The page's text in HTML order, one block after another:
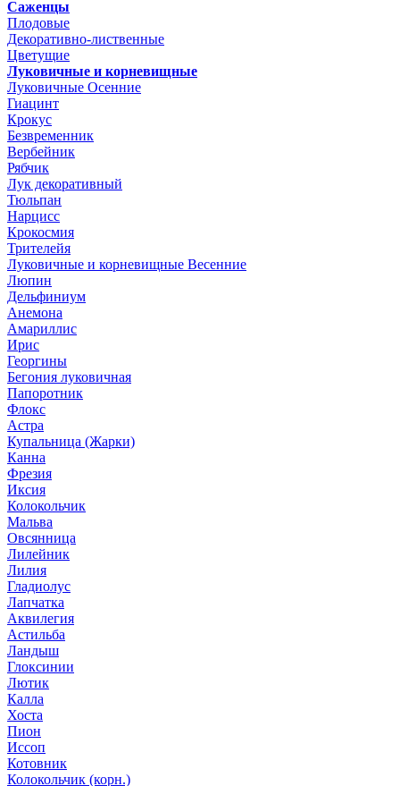
Саженцы
Плодовые
Декоративно-лиственные
Цветущие
Луковичные и корневищные
Луковичные Осенние
Гиацинт
Крокус
Безвременник
Вербейник
Рябчик
Лук декоративный
Тюльпан
Нарцисс
Крокосмия
Трителейя
Луковичные и корневищные Весенние
Люпин
Дельфиниум
Анемона
Амариллис
Ирис
Георгины
Бегония луковичная
Папоротник
Флокс
Астра
Купальница (Жарки)
Канна
Фрезия
Иксия
Колокольчик
Мальва
Овсянница
Лилейник
Лилия
Гладиолус
Лапчатка
Аквилегия
Астильба
Ландыш
Глоксинии
Лютик
Калла
Хоста
Пион
Иссоп
Котовник
Колокольчик (корн.)